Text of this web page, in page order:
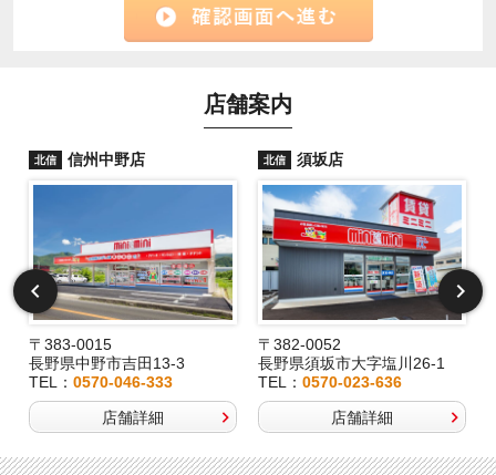
店舗案内
北信 信州中野店
〒383-0015
長野県中野市吉田13-3
TEL： 0570-046-333
店舗詳細
北信 須坂店
〒382-0052
長野県須坂市大字塩川26-1
TEL：0570-023-636
店舗詳細